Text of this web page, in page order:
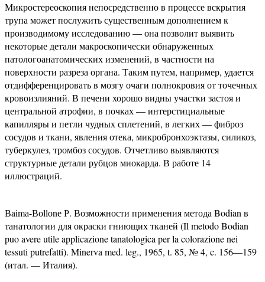
Микростереоскопия непосредственно в процессе вскрытия
трупа может послужить существенным дополнением к
производимому исследованию — она позволит выявить
некоторые детали макроскопически обнаруженных
патологоанатомических изменений, в частности на
поверхности разреза органа. Таким путем, например, удается
отдифференцировать в мозгу очаги полнокровия от точечных
кровоизлияний. В печени хорошо видны участки застоя и
центральной атрофии, в почках — интерстициальные
капилляры и петли чудных сплетений, в легких — фиброз
сосудов и ткани, явления отека, микробронхоэктазы, силикоз,
туберкулез, тромбоз сосудов. Отчетливо выявляются
структурные детали рубцов миокарда. В работе 14
иллюстраций.
Вaimа-Воllоnе Р. Возможности применения метода Bodian в
танатологии для окраски гниющих тканей (Il metodo Bodian
puo avere utile applicazione tanatologica per la colorazione nei
tessuti putrefatti). Minerva med. leg., 1965, t. 85, № 4, c. 156—159
(итал. — Италия).